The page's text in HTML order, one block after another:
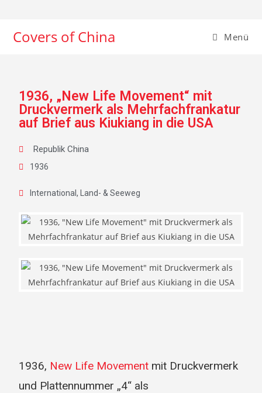
Covers of China Menü
1936, „New Life Movement“ mit
Druckvermerk als Mehrfachfrankatur
auf Brief aus Kiukiang in die USA
Republik China
1936
International, Land- & Seeweg
1936, New Life Movement mit Druckvermerk
und Plattennummer „4“ als